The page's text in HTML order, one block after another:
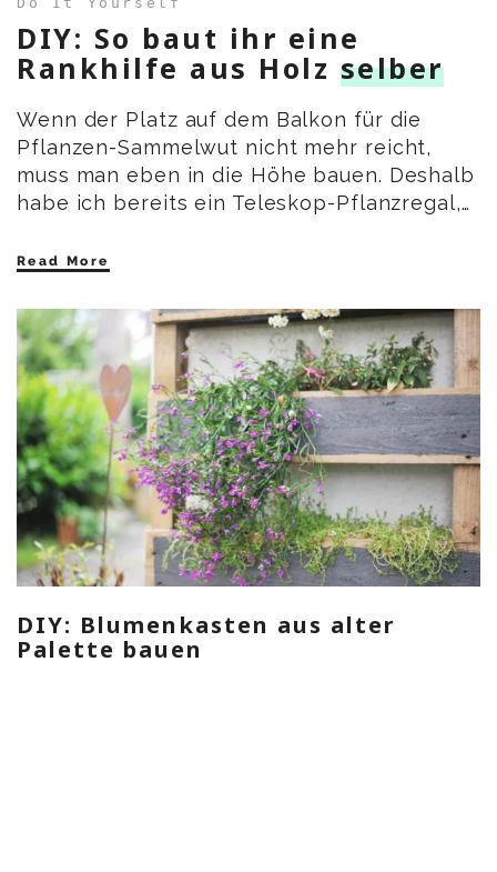
DIY: So baut ihr eine
Rankhilfe aus Holz selber
Wenn der Platz auf dem Balkon für die
Pflanzen-Sammelwut nicht mehr reicht,
muss man eben in die Höhe bauen. Deshalb
habe ich bereits ein Teleskop-Pflanzregal,…
Read More
DIY: Blumenkasten aus alter
Palette bauen